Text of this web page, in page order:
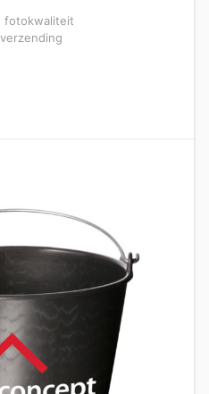
fotokwaliteit